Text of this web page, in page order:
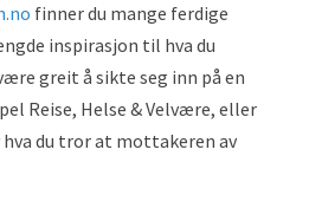
finner du mange ferdige
inspirasjon til hva du
greit å sikte seg inn på en
Reise, Helse & Velvære, eller
du tror at mottakeren av